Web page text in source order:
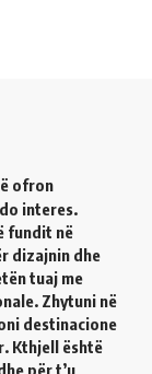
ofron
interes.
fundit në
dizajnin dhe
tuaj me
Zhytuni në
destinacione
Kthjell është
për t’u